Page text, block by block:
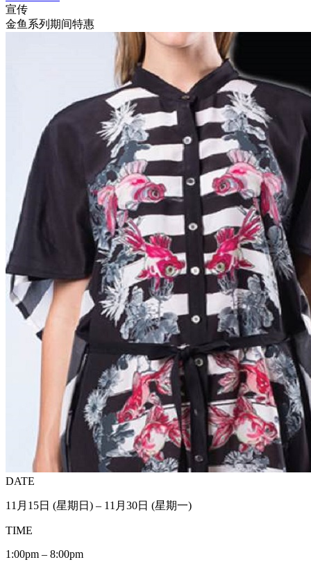
宣传
金鱼系列期间特惠
DATE
11月15日 (星期日) – 11月30日 (星期一)
TIME
1:00pm – 8:00pm